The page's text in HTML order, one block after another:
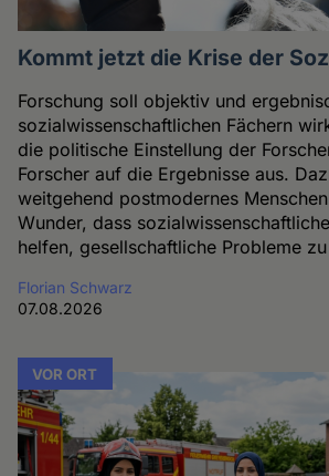
Kommt jetzt die Krise der
Forschung soll objektiv und
sozialwissenschaftlichen Fächern
die politische Einstellung der
Forscher auf die Ergebnisse aus.
weitgehend postmodernes
Wunder, dass
helfen, gesellschaftliche Probleme
Florian Schwarz
07.08.2026
VOR ORT